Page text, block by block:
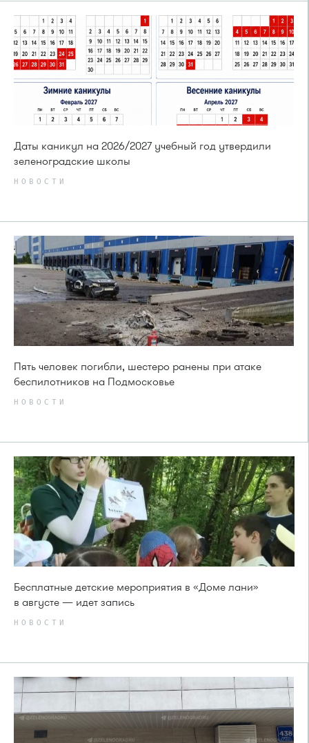
Даты каникул на 2026/2027 учебный год утвердили
зеленоградские школы
НОВОСТИ
Пять человек погибли, шестеро ранены при атаке
беспилотников на Подмосковье
НОВОСТИ
Бесплатные детские мероприятия в «Доме лани»
в августе — идет запись
НОВОСТИ